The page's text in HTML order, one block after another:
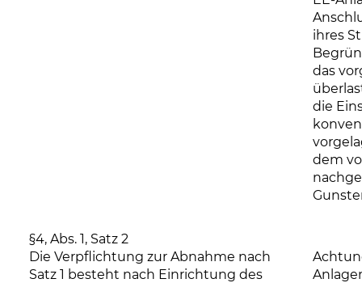
ihres
das
die
dem
§4, Abs. 1, Satz 2
Die Verpflichtung zur Abnahme nach
Satz 1 besteht nach Einrichtung des